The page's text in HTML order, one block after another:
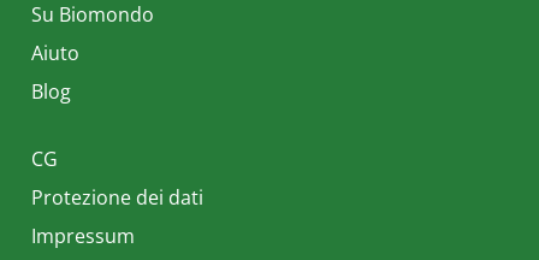
Su Biomondo
Aiuto
Blog
CG
Protezione dei dati
Impressum